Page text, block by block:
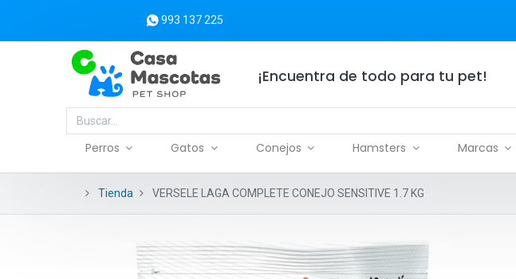
993 137 225
¡Encuentra de todo para tu pet!
Perros Gatos Conejos Hamsters Marcas
Tienda VERSELE LAGA COMPLETE CONEJO SENSITIVE 1.7 KG